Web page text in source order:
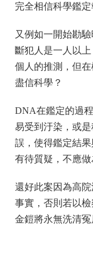
完全相信科學鑑
又例如一開始勘
斷犯人是一人以
個人的推測，但
盡信科學？
DNA在鑑定的過
易受到汙染，或
誤，使得鑑定結
有待質疑，不應做
還好此案因為高
事實，否則若以
金鎧將永無洗清冤